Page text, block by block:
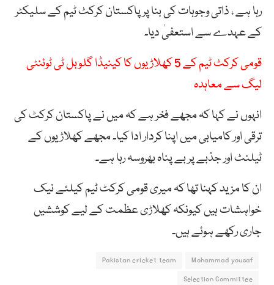
رہا ہے ، ذاتی وجوہات کی بنا پر پاکستان کرکٹ ٹیم کے سلیکٹر
کے عہدے سے استعفیٰ دیا۔
قومی کرکٹ ٹیم کے 5 کھلاڑیوں کا کینیڈا گلوبل ٹی ٹوئنٹی
لیگ سے معاہدہ
انہوں نے کہا کہ مجھے فخر ہے کہ میں نے پاکستان کرکٹ کی
ترقی اور کامیابی میں اپنا کردار ادا کیا۔ مجھے کھلاڑیوں کے
ٹیلنٹ اور جذبے پر بے پناہ بھروسہ رہا ہے۔
ان کا مزید کہنا تھا کہ میری قومی کرکٹ ٹیم کیلئے نیک
خواہشات ہیں کیونکہ کھلاڑی عظمت کے لیے کوششیں
جاری رکھے ہوئے ہیں۔
Mohammad yousaf
Pakistan cricket team
Selection Committee